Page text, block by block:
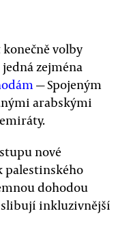
volby
zejména
— Spojeným
arabskými
nové
palestinského
dohodou
slibují inkluzivnější